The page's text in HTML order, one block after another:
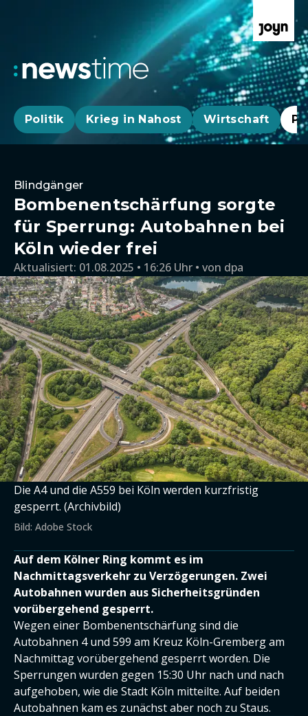
Politik Krieg in Nahost Wirtschaft
Blindgänger
Bombenentschärfung sorgte
für Sperrung: Autobahnen bei
Köln wieder frei
Aktualisiert: 01.08.2025 • 16:26 Uhr von dpa
Die A4 und die A559 bei Köln werden kurzfristig
gesperrt. (Archivbild)
Bild: Adobe Stock
Auf dem Kölner Ring kommt es im
Nachmittagsverkehr zu Verzögerungen. Zwei
Autobahnen wurden aus Sicherheitsgründen
vorübergehend gesperrt.
Wegen einer Bombenentschärfung sind die
Autobahnen 4 und 599 am Kreuz Köln-Gremberg am
Nachmittag vorübergehend gesperrt worden. Die
Sperrungen wurden gegen 15:30 Uhr nach und nach
aufgehoben, wie die Stadt Köln mitteilte. Auf beiden
Autobahnen kam es zunächst aber noch zu Staus.